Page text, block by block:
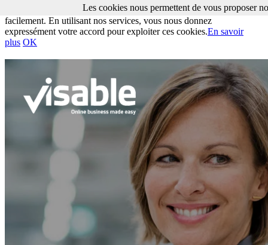
Les cookies nous permettent de vous proposer nos services plus
facilement. En utilisant nos services, vous nous donnez
expressément votre accord pour exploiter ces cookies.En savoir
plus OK
Les cookies nous permettent de vous proposer